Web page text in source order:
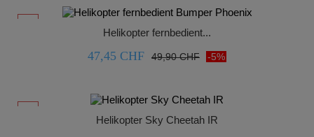
Helikopter fernbedient...
47,45 CHF 49,90 CHF -5%
Helikopter Sky Cheetah IR